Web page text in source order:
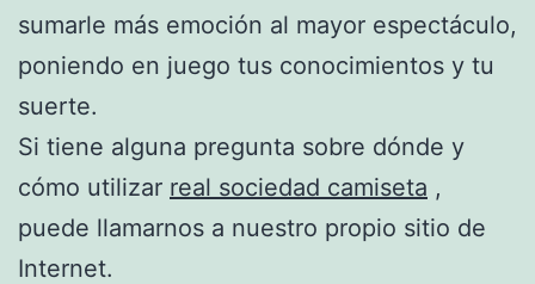
sumarle más emoción al mayor espectáculo,
poniendo en juego tus conocimientos y tu
suerte.
Si tiene alguna pregunta sobre dónde y
cómo utilizar real sociedad camiseta ,
puede llamarnos a nuestro propio sitio de
Internet.